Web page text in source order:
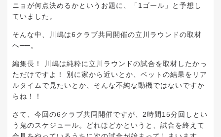
ニョが何点決めるかというお題に、「1ゴール」と予想し
ていました。
そんな中、川嶋は6クラブ共同開催の立川ラウンドの取材
へ──。
編集長！ 川嶋は純粋に立川ラウンドの試合を取材したかっ
ただけですよ！ 別に家から近いとか、ベットの結果をリア
ルタイムで見たいとか、そんな不純な動機ではないですか
らね！！
さて、今回の6クラブ共同開催ですが、2時間15分回しとい
う鬼のスケジュール。どれほどかというと、試合を終えて